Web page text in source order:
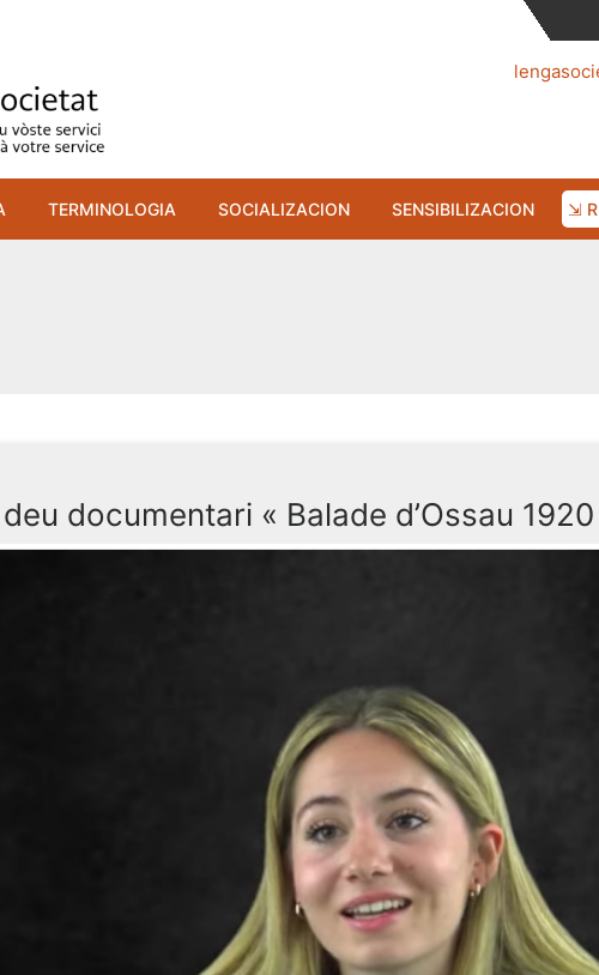
TERMINOLOGIA SOCIALIZACION SENSIBILIZACION ⇲
documentari « Balade d’Ossau 1920